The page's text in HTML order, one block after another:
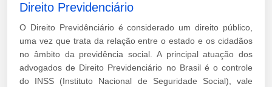
Direito Previdenciário
O Direito Previdênciário é considerado um direito público,
uma vez que trata da relação entre o estado e os cidadãos
no âmbito da previdência social. A principal atuação dos
advogados de Direito Previdenciário no Brasil é o controle
do INSS (Instituto Nacional de Seguridade Social), vale